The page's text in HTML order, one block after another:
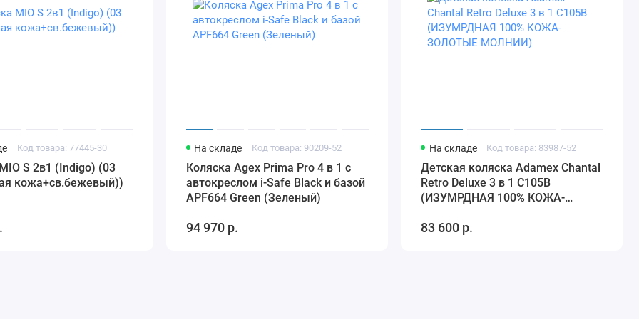
блоком
Код товара: 77445-30
S 2в1 (Indigo) (03
кожа+св.бежевый))
На складе Код товара: 90209-52
Коляска Agex Prima Pro 4 в 1 с
автокреслом i-Safe Black и базой
APF664 Green (Зеленый)
94 970 р.
На складе Код товара: 83987-52
Детская коляска Adamex Chantal
Retro Deluxe 3 в 1 C105B
(ИЗУМРДНАЯ 100% КОЖА-
83 600 р.